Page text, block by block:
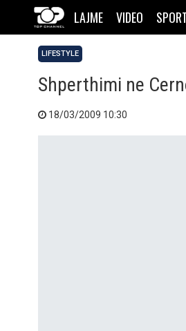
LAJME VIDEO
LIFESTYLE
Shperthimi ne
18/03/2009 10:30